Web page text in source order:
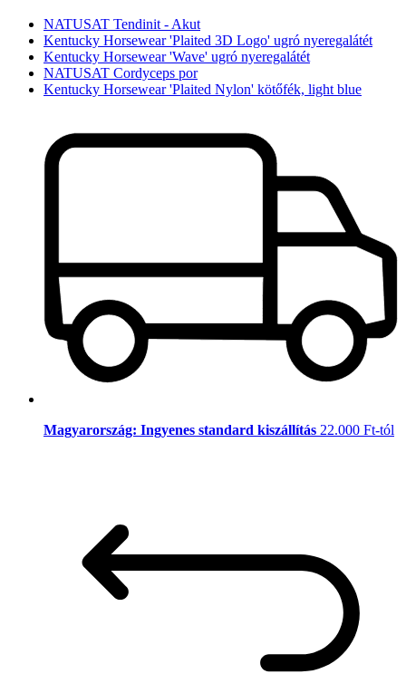
NATUSAT Tendinit - Akut
Kentucky Horsewear 'Plaited 3D Logo' ugró nyeregalátét
Kentucky Horsewear 'Wave' ugró nyeregalátét
NATUSAT Cordyceps por
Kentucky Horsewear 'Plaited Nylon' kötőfék, light blue
Magyarország: Ingyenes standard kiszállítás 22.000 Ft-tól